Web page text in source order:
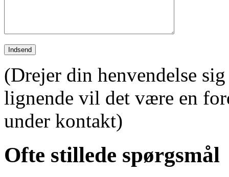
(Drejer din henvendelse
lignende vil det være en
under kontakt)
Ofte stillede spørgsmål